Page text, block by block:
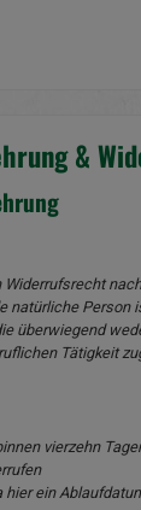
&
natürliche Person
überwiegend
Tätigkeit
vierzehn
hier ein